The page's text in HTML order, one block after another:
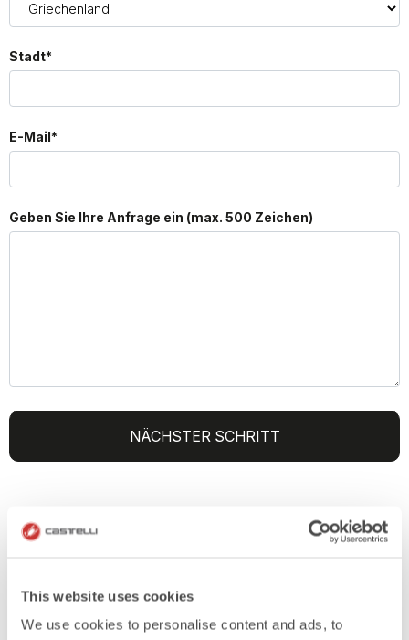
This website uses cookies
We use cookies to personalise content and ads, to
Stadt*
E-Mail*
Geben Sie Ihre Anfrage ein (max. 500 Zeichen)
NÄCHSTER SCHRITT
SENDEN SIE UNS IHRE ENTWÜRFE